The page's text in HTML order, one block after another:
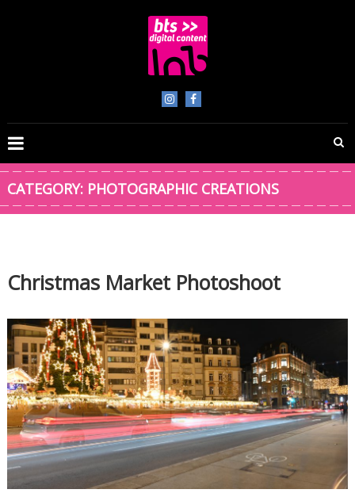
Digital
Content
CATEGORY: PHOTOGRAPHIC CREATIONS
Christmas Market Photoshoot